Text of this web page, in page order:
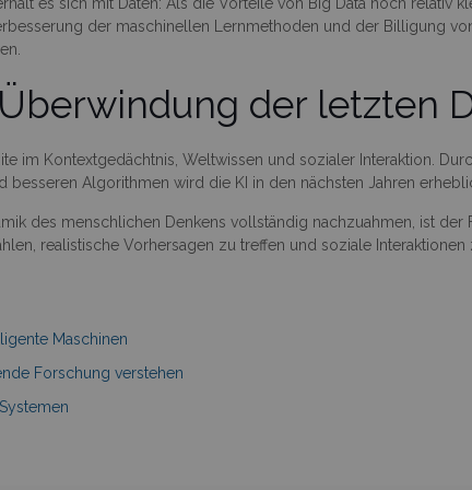
der maschinellen Lernmethoden und der Billigung
der letzten
im Kontextgedächtnis, Weltwissen und sozialer Interaktion.
besseren Algorithmen wird die KI in den nächsten Jahren
des menschlichen Denkens vollständig nachzuahmen, ist der
realistische Vorhersagen zu treffen und soziale Interaktionen
Maschinen
Forschung verstehen